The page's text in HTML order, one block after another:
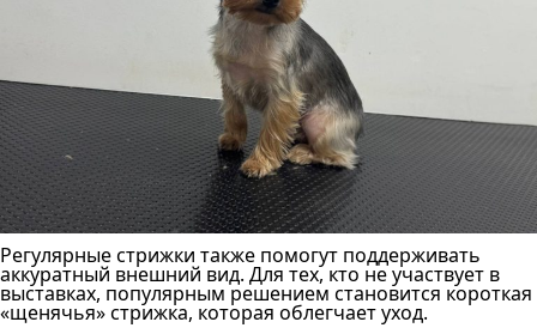
Регулярные стрижки также помогут поддерживать
аккуратный внешний вид. Для тех, кто не участвует в
выставках, популярным решением становится короткая
«щенячья» стрижка, которая облегчает уход.